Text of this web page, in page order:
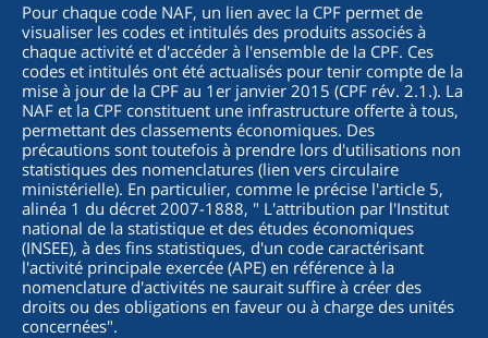
Pour chaque code NAF, un lien avec la CPF permet de
visualiser les codes et intitulés des produits associés à
chaque activité et d'accéder à l'ensemble de la CPF. Ces
codes et intitulés ont été actualisés pour tenir compte de la
mise à jour de la CPF au 1er janvier 2015 (CPF rév. 2.1.). La
NAF et la CPF constituent une infrastructure offerte à tous,
permettant des classements économiques. Des
précautions sont toutefois à prendre lors d'utilisations non
statistiques des nomenclatures (lien vers circulaire
ministérielle). En particulier, comme le précise l'article 5,
alinéa 1 du décret 2007-1888, " L'attribution par l'Institut
national de la statistique et des études économiques
(INSEE), à des fins statistiques, d'un code caractérisant
l'activité principale exercée (APE) en référence à la
nomenclature d'activités ne saurait suffire à créer des
droits ou des obligations en faveur ou à charge des unités
concernées".